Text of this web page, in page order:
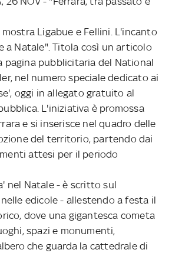
Ligabue e Fellini. L'incanto
a Natale". Titola così un articolo
pagina pubblicitaria del National
nel numero speciale dedicato ai
oggi in allegato gratuito al
L'iniziativa è promossa
e si inserisce nel quadro delle
del territorio, partendo dai
attesi per il periodo
nel Natale - è scritto sul
edicole - allestendo a festa il
dove una gigantesca cometa
spazi e monumenti,
che guarda la cattedrale di